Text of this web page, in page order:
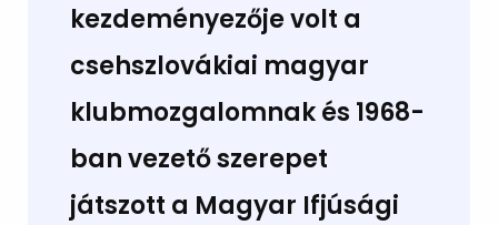
kezdeményezője volt a
csehszlovákiai magyar
klubmozgalomnak és 1968-
ban vezető szerepet
játszott a Magyar Ifjúsági